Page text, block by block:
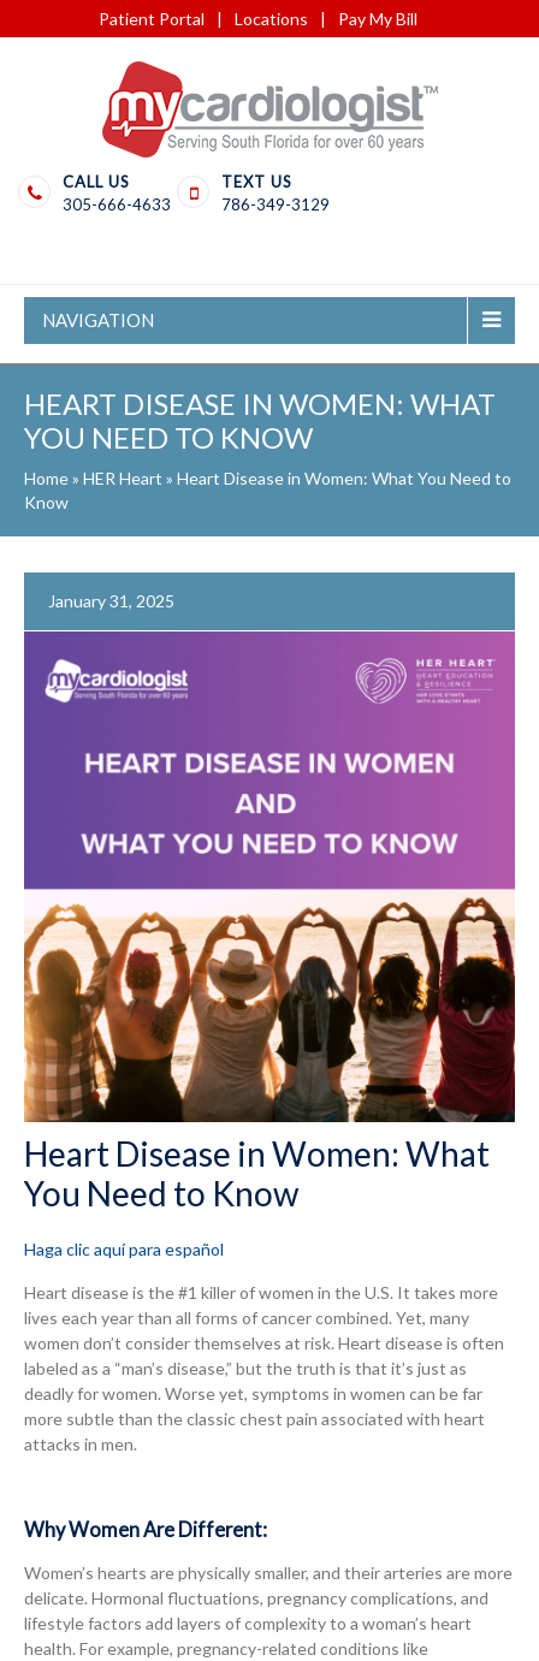
Patient Portal | Locations | Pay My Bill
CALL US
305-666-4633
TEXT US
786-349-3129
NAVIGATION
HEART DISEASE IN WOMEN: WHAT
YOU NEED TO KNOW
Home» HER Heart » Heart Disease in Women: What You Need to
Know
January 31, 2025
Heart Disease in Women: What
You Need to Know
Haga clic aquí para español
Heart disease is the #1 killer of women in the U.S. It takes more
lives each year than all forms of cancer combined. Yet, many
women don’t consider themselves at risk. Heart disease is often
labeled as a “man’s disease,” but the truth is that it’s just as
deadly for women. Worse yet, symptoms in women can be far
more subtle than the classic chest pain associated with heart
attacks in men.
Why Women Are Different:
Women’s hearts are physically smaller, and their arteries are more
delicate. Hormonal fluctuations, pregnancy complications, and
lifestyle factors add layers of complexity to a woman’s heart
health. For example, pregnancy-related conditions like